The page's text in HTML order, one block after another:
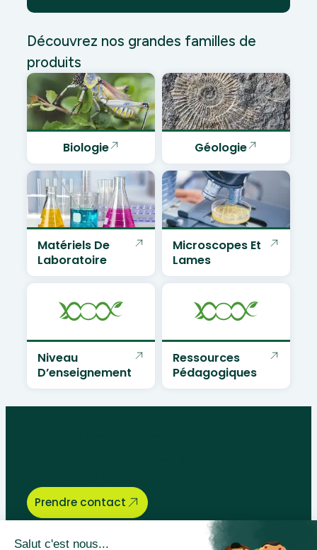
Découvrez nos grandes familles de
produits
Biologie Géologie
Matériels De
Laboratoire
Microscopes Et
Lames
Niveau
D’enseignement
Ressources
Pédagogiques
Prendre contact